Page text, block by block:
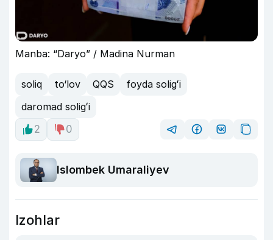
Manba: “Daryo” / Madina Nurman
soliq to‘lov QQS
foyda soligʻi
daromad soligʻi
2
0
Islombek Umaraliyev
Izohlar